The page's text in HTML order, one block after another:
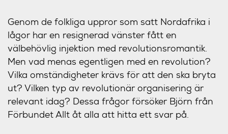
Genom de folkliga uppror som satt Nordafrika i
lågor har en resignerad vänster fått en
välbehövlig injektion med revolutionsromantik.
Men vad menas egentligen med en revolution?
Vilka omständigheter krävs för att den ska bryta
ut? Vilken typ av revolutionär organisering är
relevant idag? Dessa frågor försöker Björn från
Förbundet Allt åt alla att hitta ett svar på.